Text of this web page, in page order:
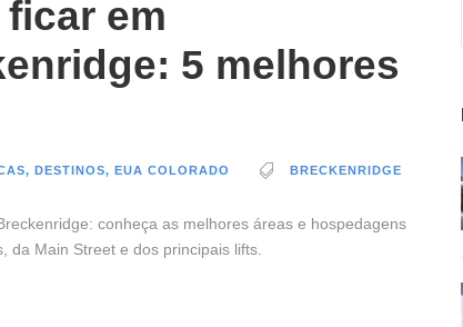
em
5 melhores
, DESTINOS, EUA COLORADO BRECKENRIDGE
conheça as melhores áreas e hospedagens
da Main Street e dos principais lifts.